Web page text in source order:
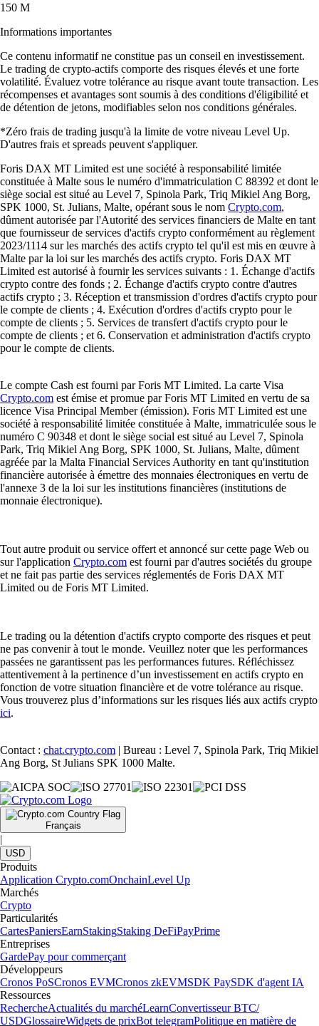
150 M
Informations importantes
Ce contenu informatif ne constitue pas un conseil en investissement.
Le trading de crypto-actifs comporte des risques élevés et une forte
volatilité. Évaluez votre tolérance au risque avant toute transaction. Les
récompenses et avantages sont soumis à des conditions d'éligibilité et
de détention de jetons, modifiables selon nos conditions générales.
*Zéro frais de trading jusqu'à la limite de votre niveau Level Up.
D'autres frais et spreads peuvent s'appliquer.
Foris DAX MT Limited est une société à responsabilité limitée
constituée à Malte sous le numéro d'immatriculation C 88392 et dont le
siège social est situé au Level 7, Spinola Park, Triq Mikiel Ang Borg,
SPK 1000, St. Julians, Malte, opérant sous le nom Crypto.com,
dûment autorisée par l'Autorité des services financiers de Malte en tant
que fournisseur de services d'actifs crypto conformément au règlement
2023/1114 sur les marchés des actifs crypto tel qu'il est mis en œuvre à
Malte par la loi sur les marchés des actifs crypto. Foris DAX MT
Limited est autorisé à fournir les services suivants : 1. Échange d'actifs
crypto contre des fonds ; 2. Échange d'actifs crypto contre d'autres
actifs crypto ; 3. Réception et transmission d'ordres d'actifs crypto pour
le compte de clients ; 4. Exécution d'ordres d'actifs crypto pour le
compte de clients ; 5. Services de transfert d'actifs crypto pour le
compte de clients ; et 6. Conservation et administration d'actifs crypto
pour le compte de clients.
Le compte Cash est fourni par Foris MT Limited. La carte Visa
Crypto.com est émise et promue par Foris MT Limited en vertu de sa
licence Visa Principal Member (émission). Foris MT Limited est une
société à responsabilité limitée constituée à Malte, immatriculée sous le
numéro C 90348 et dont le siège social est situé au Level 7, Spinola
Park, Triq Mikiel Ang Borg, SPK 1000, St. Julians, Malte, dûment
agréée par la Malta Financial Services Authority en tant qu'institution
financière autorisée à émettre des monnaies électroniques en vertu de
l'annexe 3 de la loi sur les institutions financières (institutions de
monnaie électronique).
Tout autre produit ou service offert et annoncé sur cette page Web ou
sur l'application Crypto.com est fourni par d'autres sociétés du groupe
et ne fait pas partie des services réglementés de Foris DAX MT
Limited ou de Foris MT Limited.
Le trading ou la détention d'actifs crypto comporte des risques et peut
ne pas convenir à tout le monde. Veuillez noter que les performances
passées ne garantissent pas les performances futures. Réfléchissez
attentivement à la pertinence d’un investissement en actifs crypto en
fonction de votre situation financière et de votre tolérance au risque.
Vous trouverez plus d’informations sur les risques liés aux actifs crypto
ici.
Contact : chat.crypto.com | Bureau : Level 7, Spinola Park, Triq Mikiel
Ang Borg, St Julians SPK 1000 Malte.
Français
|
USD
Produits
Application Crypto.comOnchainLevel Up
Marchés
Crypto
Particularités
CartesPaniersEarnStakingStaking DeFiPayPrime
Entreprises
GardePay pour commerçant
Développeurs
Cronos PoSCronos EVMCronos zkEVMSDK PaySDK d'agent IA
Ressources
RechercheActualités du marchéLearnConvertisseur BTC/
USDGlossaireWidgets de prixBot telegramPolitique en matière de